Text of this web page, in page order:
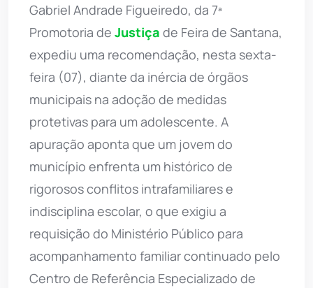
Gabriel Andrade Figueiredo, da 7ª
Promotoria de Justiça de Feira de Santana,
expediu uma recomendação, nesta sexta-
feira (07), diante da inércia de órgãos
municipais na adoção de medidas
protetivas para um adolescente. A
apuração aponta que um jovem do
município enfrenta um histórico de
rigorosos conflitos intrafamiliares e
indisciplina escolar, o que exigiu a
requisição do Ministério Público para
acompanhamento familiar continuado pelo
Centro de Referência Especializado de